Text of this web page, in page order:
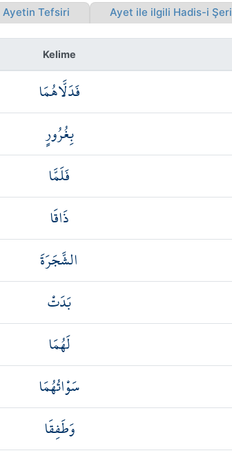
Ayetin Tefsiri Ayet ile ilgili Hadis-i
Kelime
فَدَلَّاهُمَا
بِغُرُورٍ
فَلَمَّا
ذَاقَا
الشَّجَرَةَ
بَدَتْ
لَهُمَا
سَوْاتُهُمَا
وَطَفِقَا